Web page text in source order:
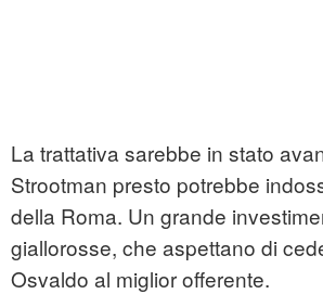
La trattativa sarebbe in stato
Strootman presto potrebbe
della Roma. Un grande
giallorosse, che aspettano di
Osvaldo al miglior offerente.